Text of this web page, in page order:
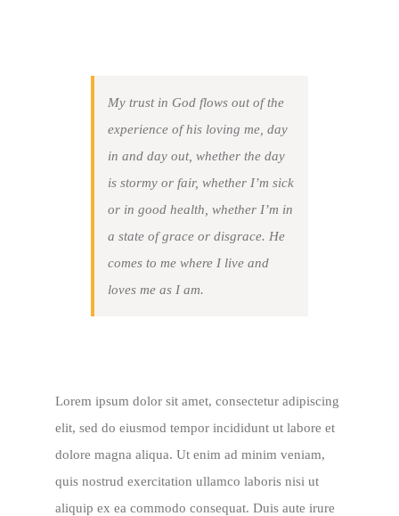
My trust in God flows out of the
experience of his loving me, day
in and day out, whether the day
is stormy or fair, whether I’m sick
or in good health, whether I’m in
a state of grace or disgrace. He
comes to me where I live and
loves me as I am.
Lorem ipsum dolor sit amet, consectetur adipiscing
elit, sed do eiusmod tempor incididunt ut labore et
dolore magna aliqua. Ut enim ad minim veniam,
quis nostrud exercitation ullamco laboris nisi ut
aliquip ex ea commodo consequat. Duis aute irure